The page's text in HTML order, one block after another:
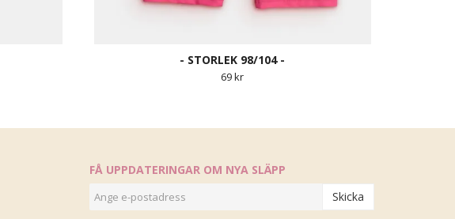
- STORLEK 98/104 -
69 kr
FÅ UPPDATERINGAR OM NYA SLÄPP
Skicka